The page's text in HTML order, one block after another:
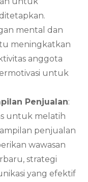
mental dan
meningkatkan
anggota
untuk
Penjualan:
untuk melatih
penjualan
wawasan
strategi
yang efektif